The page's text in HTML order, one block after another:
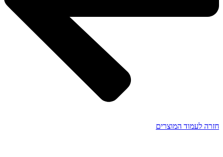
חזרה לעמוד המוצרים